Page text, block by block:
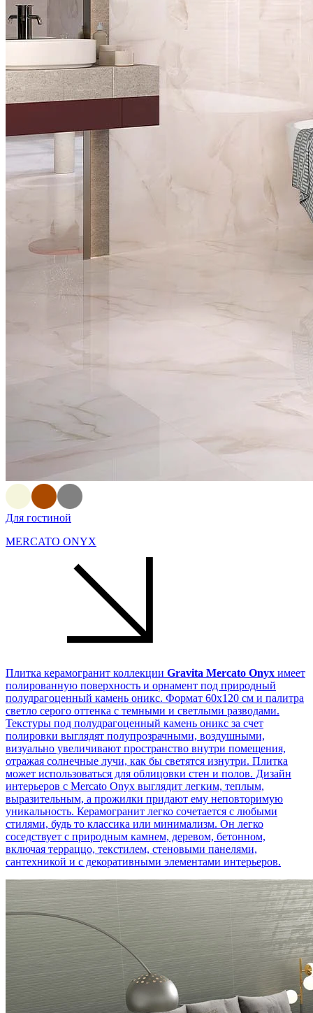
Для гостиной
MERCATO ONYX
Плитка керамогранит коллекции Gravita Mercato Onyx имеет
полированную поверхность и орнамент под природный
полудрагоценный камень оникс. Формат 60х120 см и палитра
светло серого оттенка с темными и светлыми разводами.
Текстуры под полудрагоценный камень оникс за счет
полировки выглядят полупрозрачными, воздушными,
визуально увеличивают пространство внутри помещения,
отражая солнечные лучи, как бы светятся изнутри. Плитка
может использоваться для облицовки стен и полов. Дизайн
интерьеров с Mercato Onyx выглядит легким, теплым,
выразительным, а прожилки придают ему неповторимую
уникальность. Керамогранит легко сочетается с любыми
стилями, будь то классика или минимализм. Он легко
соседствует с природным камнем, деревом, бетонном,
включая терраццо, текстилем, стеновыми панелями,
сантехникой и с декоративными элементами интерьеров.